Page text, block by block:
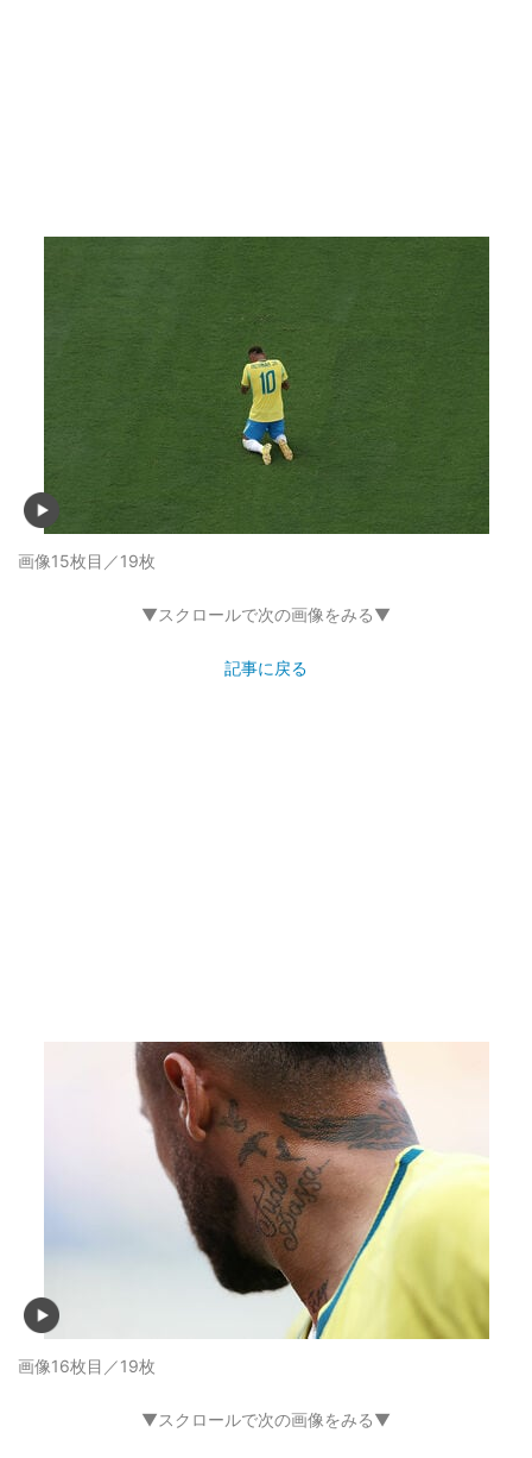
画像15枚目／19枚
▼スクロールで次の画像をみる▼
記事に戻る
画像16枚目／19枚
▼スクロールで次の画像をみる▼